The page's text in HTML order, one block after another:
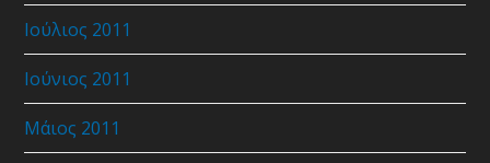
Ιούλιος 2011
Ιούνιος 2011
Μάιος 2011